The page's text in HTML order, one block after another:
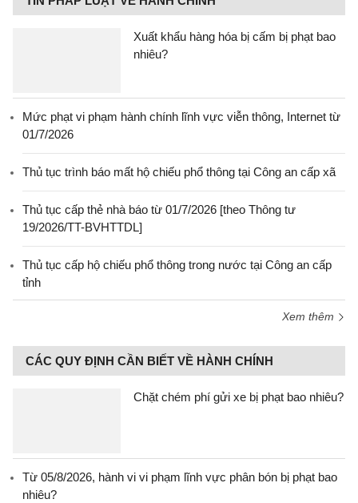
Xuất khẩu hàng hóa bị cấm bị phạt bao
nhiêu?
Mức phạt vi phạm hành chính lĩnh vực viễn thông, Internet từ
01/7/2026
Thủ tục trình báo mất hộ chiếu phổ thông tại Công an cấp xã
Thủ tục cấp thẻ nhà báo từ 01/7/2026 [theo Thông tư
19/2026/TT-BVHTTDL]
Thủ tục cấp hộ chiếu phổ thông trong nước tại Công an cấp
tỉnh
Xem thêm
CÁC QUY ĐỊNH CẦN BIẾT VỀ HÀNH CHÍNH
Chặt chém phí gửi xe bị phạt bao nhiêu?
Từ 05/8/2026, hành vi vi phạm lĩnh vực phân bón bị phạt bao
nhiêu?